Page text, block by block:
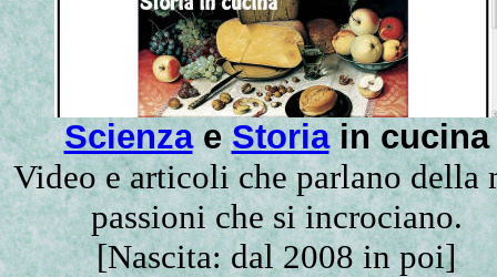
ScienzaeStoriain cucina
Video e articoli che parlano della
passioni che si incrociano.
[Nascita: dal 2008 in poi]